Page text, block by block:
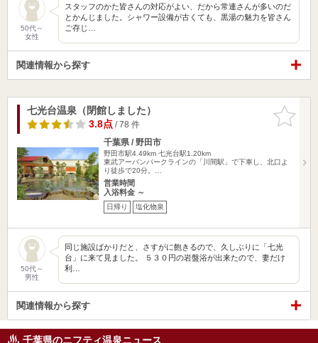
50代～
女性
スタッフのかた皆さんの対応がよい、だから常連さんが多いのだ
とかんじました。シャワー設備が古くても、黒湯の魅力を皆さん
ご存じ…
関連情報から探す
お気に入
りに追加
七光台温泉（閉館しました）
3.8点/ 78 件
千葉県 / 野田市
野田市駅4.49km 七光台駅1.20km
東武アーバンパークラインの「川間駅」で下車し、北口よ
り徒歩で20分。…
営業時間
入浴料金 ～
日帰り 塩化物泉
50代～
男性
同じ施設ばかりだと、さすがに飽きるので、久しぶりに「七光
台」に来て見ました。 ５３０円の岩盤浴が出来たので、妻だけ
利…
関連情報から探す
千葉県のニフティ温泉ニュース